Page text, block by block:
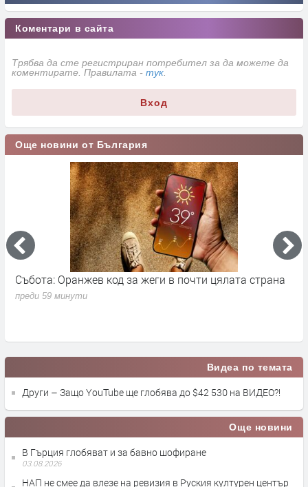
Коментари в сайта
Трябва да сте регистриран потребител за да можете да
коментирате. Правилата - тук
Вход
Още новини от България
Събота: Оранжев код за жеги в почти цялата страна
преди 59 минути
Видеа по темата
Други – Защо YouTube ще глобява до $42 530 на ВИДЕО?!
Още новини
В Гърция глобяват и за бавно шофиране
03.08.2026
НАП не смее да влезе на ревизия в Руския културен център